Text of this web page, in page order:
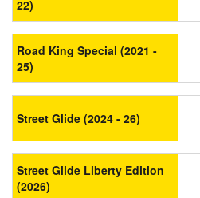
22)
Road King Special (2021 -
25)
Street Glide (2024 - 26)
Street Glide Liberty Edition
(2026)